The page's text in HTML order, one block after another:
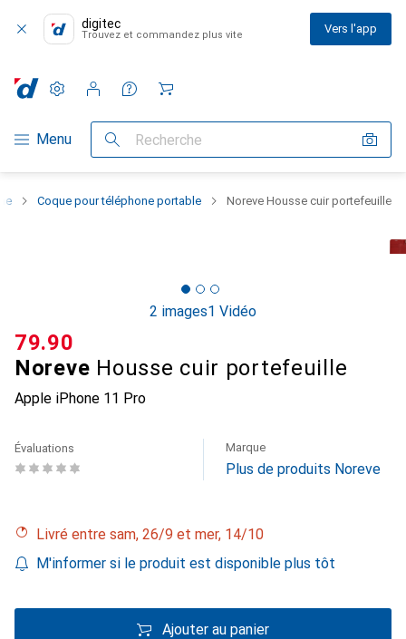
digitec
Trouvez et commandez plus vite Vers l'app
Navigation par catégorie
Menu Recherche
Paramètres
Compte client
Listes de comparaison
Listes d'envies
Panier
Coque pour téléphone portable Noreve Housse cuir portefeuille
2 images1 Vidéo
Noreve Housse cuir portefeuille
Apple iPhone 11 Pro
CHF
79.90
Évaluations Marque
Plus de produits Noreve
Livré entre sam, 26/9 et mer, 14/10
M'informer si le produit est disponible plus tôt
Ajouter au panier